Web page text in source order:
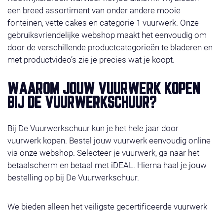
een breed assortiment van onder andere mooie
fonteinen, vette cakes en categorie 1 vuurwerk. Onze
gebruiksvriendelijke webshop maakt het eenvoudig om
door de verschillende productcategorieën te bladeren en
met productvideo’s zie je precies wat je koopt.
WAAROM JOUW VUURWERK KOPEN
BIJ DE VUURWERKSCHUUR?
Bij De Vuurwerkschuur kun je het hele jaar door
vuurwerk kopen. Bestel jouw vuurwerk eenvoudig online
via onze webshop. Selecteer je vuurwerk, ga naar het
betaalscherm en betaal met iDEAL. Hierna haal je jouw
bestelling op bij De Vuurwerkschuur.
We bieden alleen het veiligste gecertificeerde vuurwerk